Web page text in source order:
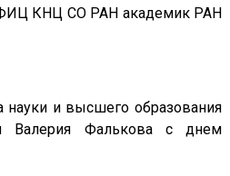
ФИЦ КНЦ СО РАН академик РАН
науки и высшего образования
Валерия Фалькова с днем